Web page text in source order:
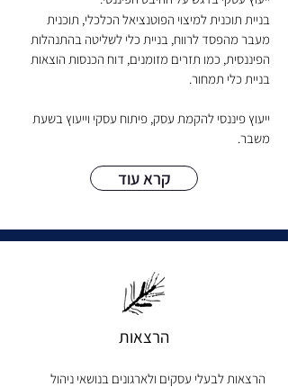
בניית תוכנית למיצוי הפוטנציאל הכלכלי, תוכנית
מעבר מהפסד לרווח, בניית כלי לשליטה בהתנהלות
הפיננסית, כמו תזרים מזומנים, דוח הכנסות הוצאות
בניית כלי תמחור.
ייעוץ פיננסי להקמת עסק, פיתוח עסקי וייעוץ בשעת
משבר.
קרא עוד
הרצאות
הרצאות לבעלי עסקים ולארגונים בנושאי ניהול